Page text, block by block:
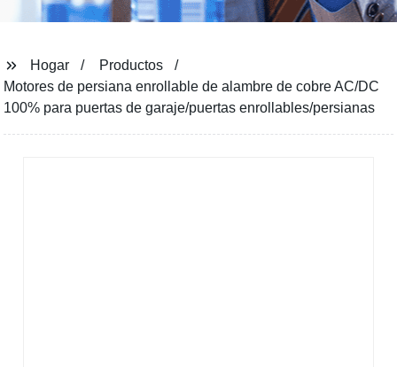
Hogar
Productos
Motores de persiana enrollable de alambre de cobre AC/DC
100% para puertas de garaje/puertas enrollables/persianas